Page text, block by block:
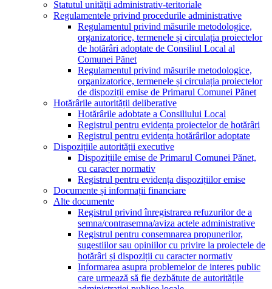
Statutul unității administrativ-teritoriale
Regulamentele privind procedurile administrative
Regulamentul privind măsurile metodologice,
organizatorice, termenele și circulația proiectelor
de hotărâri adoptate de Consiliul Local al
Comunei Pănet
Regulamentul privind măsurile metodologice,
organizatorice, termenele și circulația proiectelor
de dispoziții emise de Primarul Comunei Pănet
Hotărârile autorității deliberative
Hotărârile adobtate a Consiliului Local
Registrul pentru evidența proiectelor de hotărâri
Registrul pentru evidența hotărârilor adoptate
Dispozițiile autorității executive
Dispozițiile emise de Primarul Comunei Pănet,
cu caracter normativ
Registrul pentru evidența dispozițiilor emise
Documente și informații financiare
Alte documente
Registrul privind înregistrarea refuzurilor de a
semna/contrasemna/aviza actele administrative
Registrul pentru consemnarea propunerilor,
sugestiilor sau opiniilor cu privire la proiectele de
hotărâri și dispoziții cu caracter normativ
Informarea asupra problemelor de interes public
care urmează să fie dezbătute de autoritățile